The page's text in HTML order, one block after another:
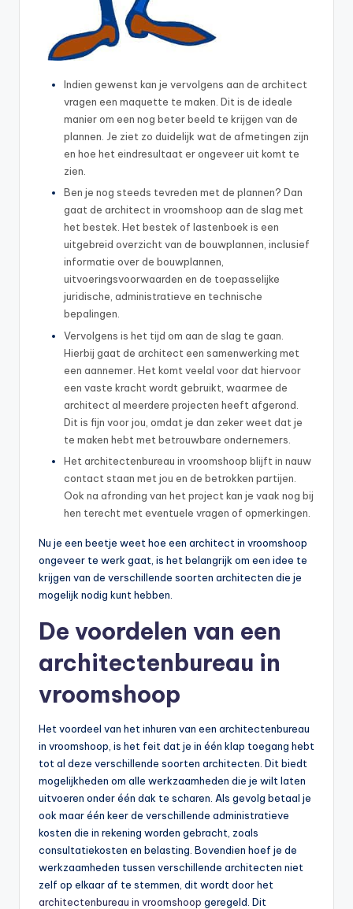
Indien gewenst kan je vervolgens aan de architect
vragen een maquette te maken. Dit is de ideale
manier om een nog beter beeld te krijgen van de
plannen. Je ziet zo duidelijk wat de afmetingen zijn
en hoe het eindresultaat er ongeveer uit komt te
zien.
Ben je nog steeds tevreden met de plannen? Dan
gaat de architect in vroomshoop aan de slag met
het bestek. Het bestek of lastenboek is een
uitgebreid overzicht van de bouwplannen, inclusief
informatie over de bouwplannen,
uitvoeringsvoorwaarden en de toepasselijke
juridische, administratieve en technische
bepalingen.
Vervolgens is het tijd om aan de slag te gaan.
Hierbij gaat de architect een samenwerking met
een aannemer. Het komt veelal voor dat hiervoor
een vaste kracht wordt gebruikt, waarmee de
architect al meerdere projecten heeft afgerond.
Dit is fijn voor jou, omdat je dan zeker weet dat je
te maken hebt met betrouwbare ondernemers.
Het architectenbureau in vroomshoop blijft in nauw
contact staan met jou en de betrokken partijen.
Ook na afronding van het project kan je vaak nog bij
hen terecht met eventuele vragen of opmerkingen.
Nu je een beetje weet hoe een architect in vroomshoop
ongeveer te werk gaat, is het belangrijk om een idee te
krijgen van de verschillende soorten architecten die je
mogelijk nodig kunt hebben.
De voordelen van een
architectenbureau in
vroomshoop
Het voordeel van het inhuren van een architectenbureau
in vroomshoop, is het feit dat je in één klap toegang hebt
tot al deze verschillende soorten architecten. Dit biedt
mogelijkheden om alle werkzaamheden die je wilt laten
uitvoeren onder één dak te scharen. Als gevolg betaal je
ook maar één keer de verschillende administratieve
kosten die in rekening worden gebracht, zoals
consultatiekosten en belasting. Bovendien hoef je de
werkzaamheden tussen verschillende architecten niet
zelf op elkaar af te stemmen, dit wordt door het
architectenbureau in vroomshoop geregeld. Dit